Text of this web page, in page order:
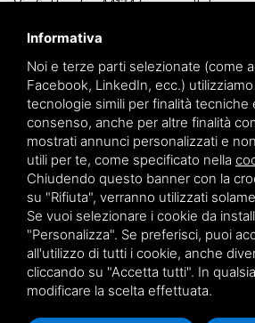
Via Sutter, 5 - 44124 Ferrara - Italia
Via Finati 4/L - 4/M - 44124 Ferrara - Italia
informazioni generiche
info@zucchini.it
ufficio commerciale
commerciale@zucchini.it
Privacy/Sitemap
Informativa
Noi e terze parti selezionate (come
Facebook, LinkedIn, ecc.)
tecnologie simili per finalità tecniche
consenso, anche per altre finalità
mostrati annunci personalizzati e
utili per te, come specificato nella
Chiudendo questo banner con la
su "Rifiuta", verranno utilizzati
Se vuoi selezionare i cookie da
"Personalizza". Se preferisci, puoi
all'utilizzo di tutti i cookie, anche
cliccando su "Accetta tutti". In
modificare la scelta effettuata.